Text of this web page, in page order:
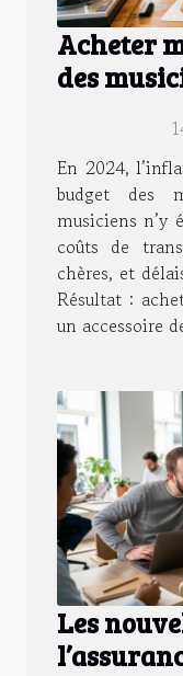
Acheter
des
En 2024,
budget des
musiciens n’y
coûts de
chères, et
Résultat :
un accessoire
Les